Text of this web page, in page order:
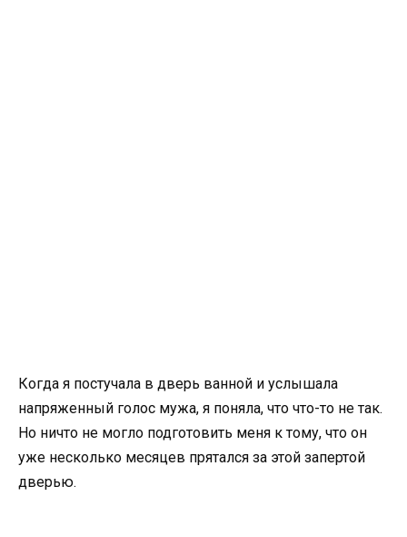
Когда я постучала в дверь ванной и услышала
напряженный голос мужа, я поняла, что что-то не так.
Но ничто не могло подготовить меня к тому, что он
уже несколько месяцев прятался за этой запертой
дверью.